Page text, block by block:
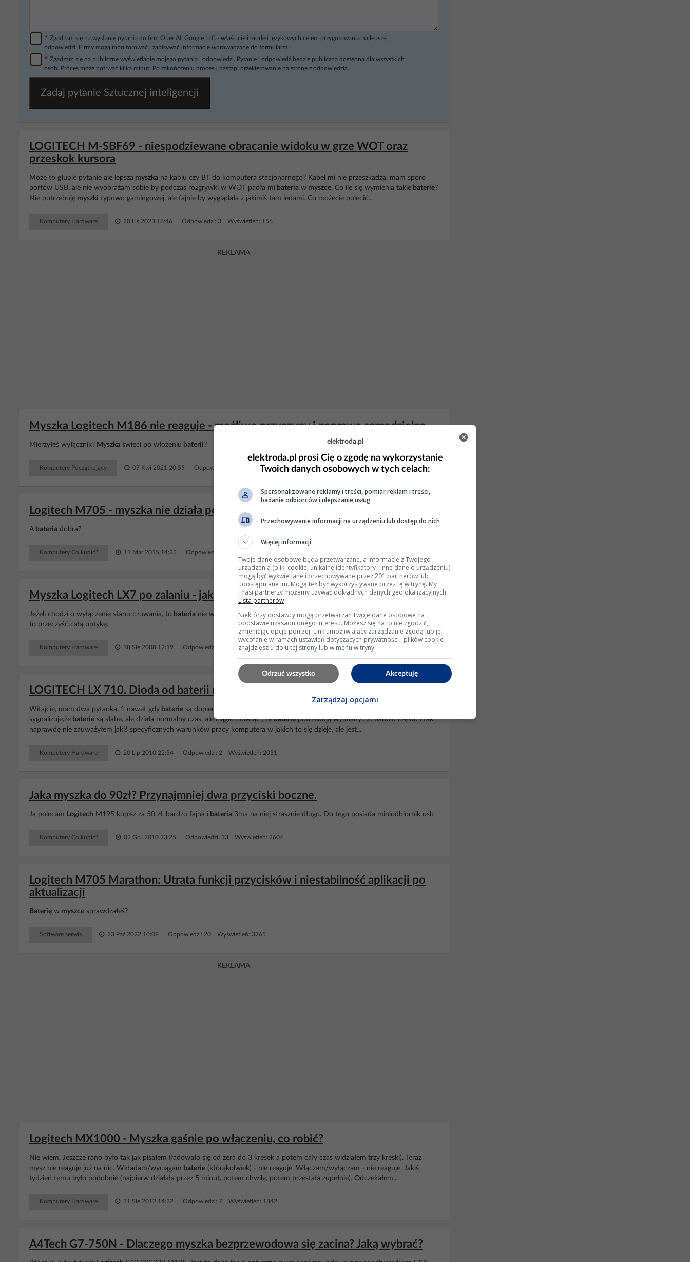
* Zgadzam się na wysłanie pytania do firm OpenAI, Google LLC - właścicieli modeli językowych celem przygotowania najlepszej
odpowiedzi. Firmy mogą monitorować i zapisywać informacje wprowadzane do formularza.
* Zgadzam się na publiczne wyświetlanie mojego pytania i odpowiedzi. Pytanie i odpowiedź będzie publiczna dostępna dla wszystkich
osób. Proces może potrwać kilka minut. Po zakończeniu procesu nastąpi przekierowanie na stronę z odpowiedzią.
Zadaj pytanie Sztucznej inteligencji
LOGITECH M-SBF69 - niespodziewane obracanie widoku w grze WOT oraz
przeskok kursora
Może to głupie pytanie ale lepsza myszka na kablu czy BT do komputera stacjonarnego? Kabel mi nie przeszkadza, mam sporo
portów USB, ale nie wyobrażam sobie by podczas rozgrywki w WOT padła mi bateria w myszce. Co ile się wymienia takie baterie?
Nie potrzebuję myszki typowo gamingowej, ale fajnie by wyglądała z jakimiś tam ledami. Co możecie polecić...
Komputery Hardware 20 Lis 2023 18:46 Odpowiedzi: 3 Wyświetleń: 156
REKLAMA
Myszka Logitech M186 nie reaguje - możliwe przyczyny i naprawa samodzielna
Mierzyłeś wyłącznik? Myszka świeci po włożeniu baterii?
Komputery Początkujący 07 Kwi 2021 20:55 Odpowiedzi: 11 Wyświetleń: 3795
Logitech M705 - myszka nie działa po podłączeniu do USB, komunikat o awarii
A bateria dobra?
Komputery Co kupić? 11 Mar 2015 14:23 Odpowiedzi: 5 Wyświetleń: 3728
Myszka Logitech LX7 po zalaniu - jak wyłączyć stan czuwania?
Jeżeli chodzi o wyłączenie stanu czuwania, to bateria nie wytrzymała by ci zbyt długo. Czy mysz jest dobrze wysuszona? Jeżeli tak
to przeczyść całą optykę.
Komputery Hardware 18 Sie 2008 12:19 Odpowiedzi: 16 Wyświetleń: 6521
LOGITECH LX 710. Dioda od baterii miga. Gubi literki.
Witajcie, mam dwa pytanka, 1 nawet gdy baterie są dopiero co po naładowaniu
sygnalizuje,że baterie są słabe, ale działa normalny czas, ale ciągle mówiąc , żebateriepotrzebują wymiany.. 2. bardzo często i tak
naprawdę nie zauważyłem jakiś specyficznych warunków pracy komputera w jakich to się dzieje, ale jest...
Komputery Hardware 20 Lip 2010 22:54 Odpowiedzi: 2 Wyświetleń: 2051
Jaka myszka do 90zł? Przynajmniej dwa przyciski boczne.
Ja polecam Logitech M195 kupisz za 50 zł, bardzo fajna i bateria 3ma na niej strasznie długo. Do tego posiada miniodbiornik usb
Komputery Co kupić? 02 Gru 2010 23:25 Odpowiedzi: 13 Wyświetleń: 2604
Logitech M705 Marathon: Utrata funkcji przycisków i niestabilność aplikacji po
aktualizacji
Baterię w myszce sprawdzałeś?
Software serwis 23 Paź 2022 10:09 Odpowiedzi: 20 Wyświetleń: 3765
REKLAMA
Logitech MX1000 - Myszka gaśnie po włączeniu, co robić?
Nie wiem. Jeszcze rano było tak jak pisałem (ładowało się od zera do 3 kresek a potem cały czas widziałem trzy kreski). Teraz
mysz nie reaguje już na nic. Wkładam/wyciągam baterie (którąkolwiek) - nie reaguje. Włączam/wyłączam - nie reaguje. Jakiś
tydzień temu było podobnie (najpierw działała przez 5 minut, potem chwilę, potem przestała zupełnie). Odczekałem...
Komputery Hardware 11 Sie 2012 14:22 Odpowiedzi: 7 Wyświetleń: 1842
A4Tech G7-750N - Dlaczego myszka bezprzewodowa się zacina? Jaką wybrać?
elektroda.pl
elektroda.pl prosi Cię o zgodę na wykorzystanie
Twoich danych osobowych w tych celach:
Spersonalizowane reklamy i treści, pomiar reklam i treści,
badanie odbiorców i ulepszanie usług
Przechowywanie informacji na urządzeniu lub dostęp do nich
Więcej informacji
Twoje dane osobowe będą przetwarzane, a informacje z Twojego
urządzenia (pliki cookie, unikalne identyfikatory i inne dane o urządzeniu)
mogą być wyświetlane i przechowywane przez 201 partnerów lub
udostępniane im. Mogą też być wykorzystywane przez tę witrynę. My
i nasi partnerzy możemy używać dokładnych danych geolokalizacyjnych.
Lista partnerów
Niektórzy dostawcy mogą przetwarzać Twoje dane osobowe na
podstawie uzasadnionego interesu. Możesz się na to nie zgodzić,
zmieniając opcje poniżej. Link umożliwiający zarządzanie zgodą lub jej
wycofanie w ramach ustawień dotyczących prywatności i plików cookie
znajdziesz u dołu tej strony lub w menu witryny.
Akceptuję
Odrzuć wszystko
Zarządzaj opcjami